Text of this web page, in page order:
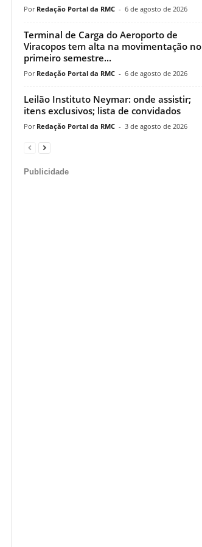
Redação Portal da RMC - 6 de agosto de 2026
Terminal de Carga do Aeroporto de
Viracopos tem alta na movimentação no
primeiro semestre...
Redação Portal da RMC - 6 de agosto de 2026
Leilão Instituto Neymar: onde assistir;
itens exclusivos; lista de convidados
Redação Portal da RMC - 3 de agosto de 2026
Publicidade